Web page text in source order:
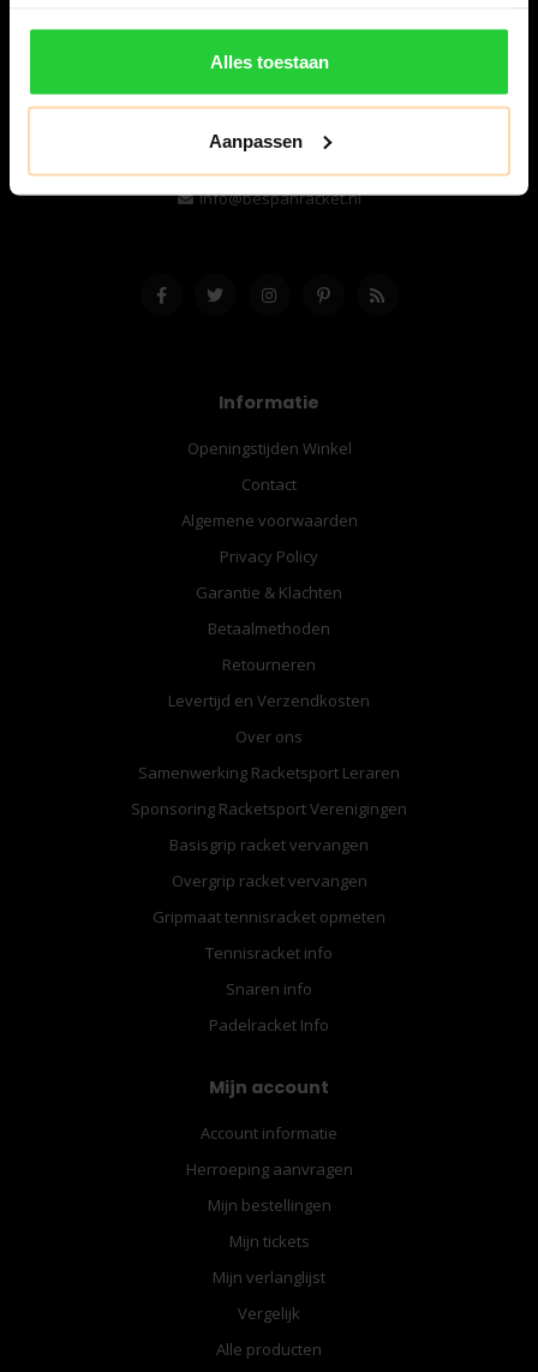
Alles toestaan
Aanpassen
Snijdersstraat 6
8224 AA Lelystad
Nederland
06-57276080
info@bespanracket.nl
Informatie
Openingstijden Winkel
Contact
Algemene voorwaarden
Privacy Policy
Garantie & Klachten
Betaalmethoden
Retourneren
Levertijd en Verzendkosten
Over ons
Samenwerking Racketsport Leraren
Sponsoring Racketsport Verenigingen
Basisgrip racket vervangen
Overgrip racket vervangen
Gripmaat tennisracket opmeten
Tennisracket info
Snaren info
Padelracket Info
Mijn account
Account informatie
Herroeping aanvragen
Mijn bestellingen
Mijn tickets
Mijn verlanglijst
Vergelijk
Alle producten